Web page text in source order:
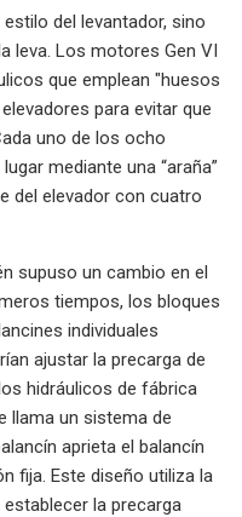
del levantador, sino
leva. Los motores Gen VI
que emplean "huesos
para evitar que
uno de los ocho
mediante una “araña”
del elevador con cuatro
supuso un cambio en el
tiempos, los bloques
individuales
ajustar la precarga de
hidráulicos de fábrica
llama un sistema de
aprieta el balancín
fija. Este diseño utiliza la
la precarga